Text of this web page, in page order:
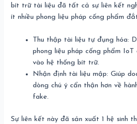
bít trữ tài liệu đã tất cả sự liên kết
ít nhiều phong liệu pháp cống phẩm
Thu thập tài liệu tự đụng hóa:
phong liệu pháp cống phẩm
vào hệ thống bít trữ.
Nhận định tài liệu mập: Giúp
dòng chú ý cẩn thận hơn về
fake.
Sự liên kết này đã sản xuất 1 hệ sinh